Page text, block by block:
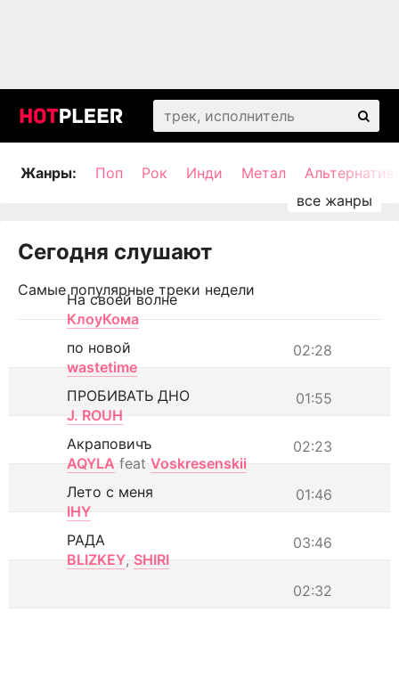
Жанры: Поп Рок Инди Метал
Сегодня слушают
Самые популярные треки недели
На своей волне
КлоуКома
02:28
по новой
wastetime
01:55
ПРОБИВАТЬ ДНО
J. ROUH
02:23
Акраповичъ
AQYLA feat Voskresenskii
01:46
Лето с меня
IHY
03:46
РАДА
BLIZKEY, SHIRI
02:32